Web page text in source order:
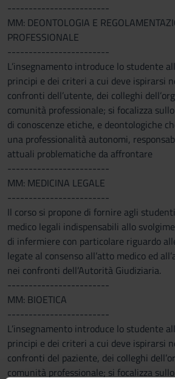
------------------------
MM: DEONTOLOGIA E
PROFESSIONALE
------------------------
L’insegnamento introduce lo studente
principi e dei criteri a cui deve ispirarsi
confronti dell’utente, dei colleghi
comunità professionale; si focalizza
di conoscenze etiche, e deontologiche
una professionalità autonomi,
attuali problematiche da affrontare
------------------------
MM: MEDICINA LEGALE
------------------------
Il corso si propone di fornire agli
medico legali indispensabili allo
di infermiere con particolare riguardo
legate al consenso all’atto medico ed
nei confronti dell’Autorità Giudiziaria.
------------------------
MM: BIOETICA
------------------------
L’insegnamento introduce lo studente
principi e dei criteri a cui deve ispirarsi
confronti del paziente, dei colleghi
comunità professionale; si focalizza